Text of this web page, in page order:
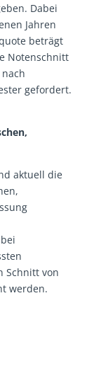
Dabei
Jahren
beträgt
Notenschnitt
gefordert.
aktuell die
Schnitt von
werden.